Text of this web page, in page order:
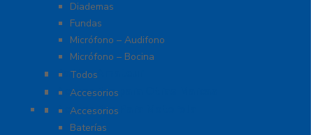
Diademas
Fundas
Micrófono – Audifono
Micrófono – Bocina
Radios Amateur
Todos
Accesorios para Otras Marcas
Accesorios
Accesorios Para Motorola
Accesorios
Baterías